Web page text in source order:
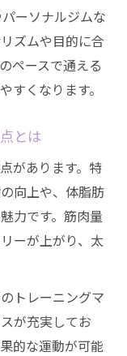
ーソナルジムな
ズムや目的に合
ペースで通える
すくなります。
とは
があります。特
向上や、体脂肪
力です。筋肉量
ーが上がり、太
トレーニングマ
が充実してお
的な運動が可能